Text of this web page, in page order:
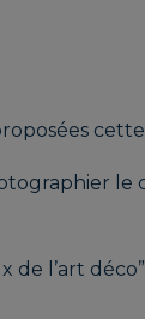
MABY le
de l’art déco”